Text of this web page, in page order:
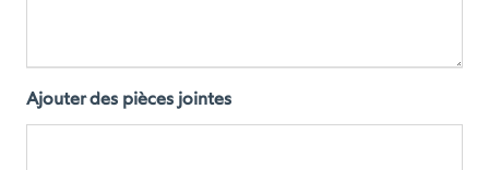
Ajouter des pièces jointes